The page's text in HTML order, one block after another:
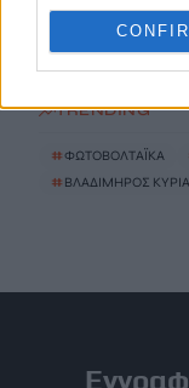
6 Αυγούστου, 2026
TRENDING
#ΦΩΤΟΒΟΛΤΑΪΚΑ
# ΒΛΑΔΙΜΗΡΟΣ